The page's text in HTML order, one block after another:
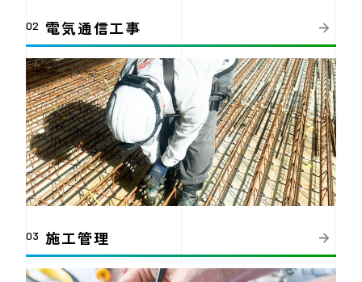
02 電気通信工事
03 施工管理